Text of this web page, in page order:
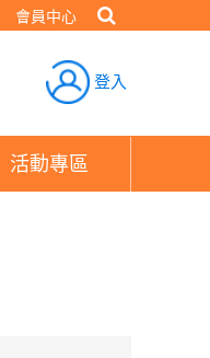
會員中心
登入
活動專區